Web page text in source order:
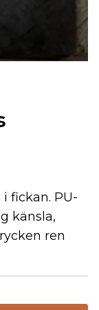
fickan. PU-
känsla,
ren